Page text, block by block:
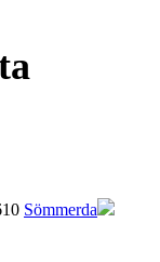
Sömmerda